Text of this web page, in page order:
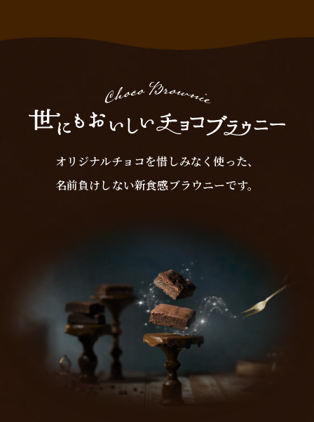
オリジナルチョコを惜しみなく使った、
名前負けしない新食感ブラウニーです。